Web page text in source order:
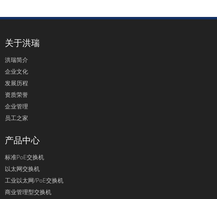
关于洪瑞
洪瑞简介
企业文化
发展历程
资质荣誉
企业管理
员工之家
产品中心
标准PoE交换机
以太网交换机
工业以太网/PoE交换机
商业管理型交换机